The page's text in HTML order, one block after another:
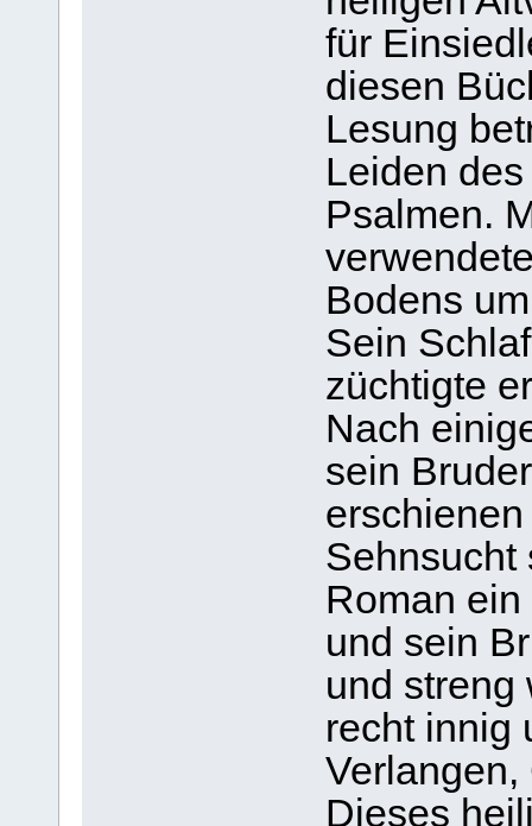
für
diesen
Lesung
Leiden
Psalmen.
Bodens
Sein
züchtigte
Nach
sein
Sehnsucht
Roman
und sein
und streng
recht innig
Verlangen,
Dieses